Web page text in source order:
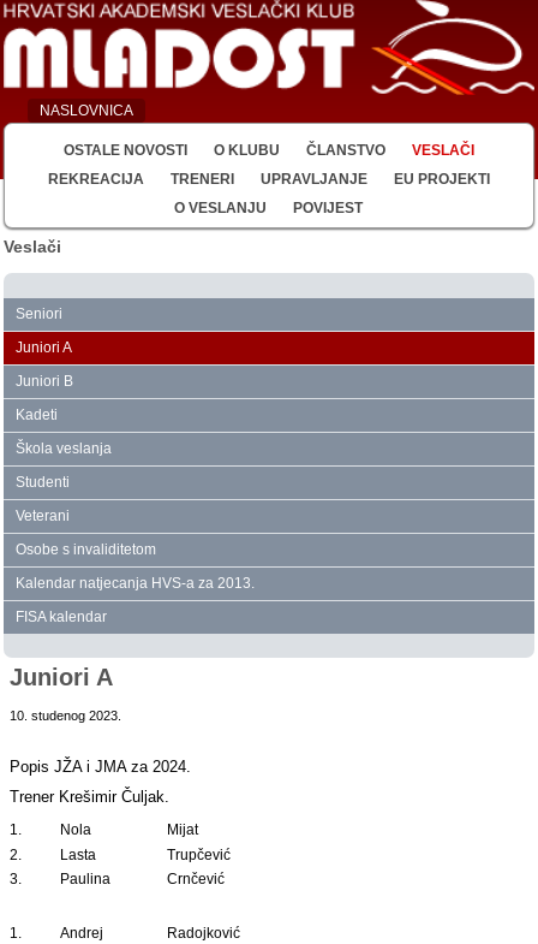
NASLOVNICA
OSTALE NOVOSTI O KLUBU ČLANSTVO
VESLAČI
REKREACIJA
TRENERI UPRAVLJANJE
EU PROJEKTI
O VESLANJU
POVIJEST
Veslači
Seniori
Juniori A
Juniori B
Kadeti
Škola veslanja
Studenti
Veterani
Osobe s invaliditetom
Kalendar natjecanja HVS‑a za 2013.
FISA kalendar
Juniori A
10. studenog 2023.
Popis JŽA i JMA za 2024.
Trener Krešimir Čuljak.
1. Nola
Mijat
2.
Lasta
Trupčević
3.
Paulina Crnčević
1. Andrej
Radojković